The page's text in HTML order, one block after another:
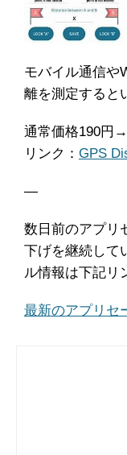
モバイル通信や
離を測定すると
通常価格190円
リンク： GPS
―
数日前のアプリ
下げを継続して
ル情報は下記リ
最新のアプリセ